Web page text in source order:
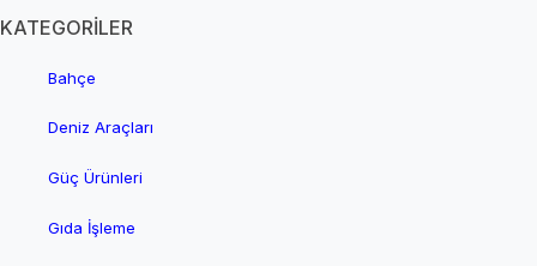
KATEGORİLER
Bahçe
Deniz Araçları
Güç Ürünleri
Gıda İşleme